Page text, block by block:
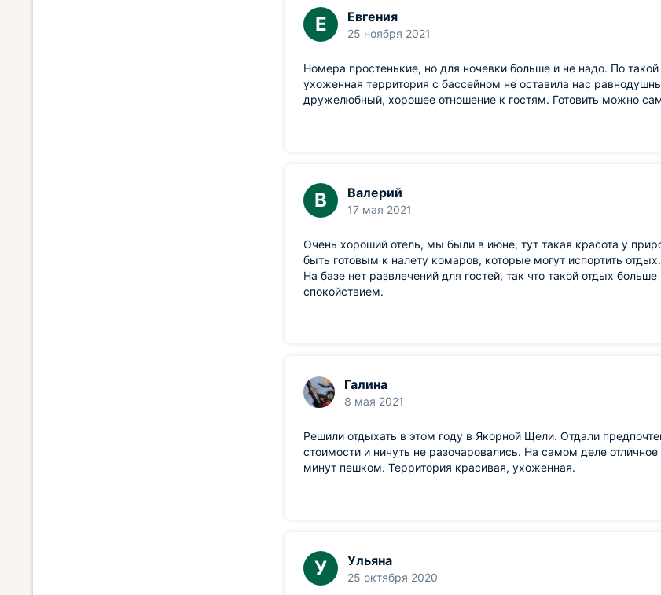
Е Евгения
25 ноября 2021
Номера простенькие, но для ночевки больше и не надо. По
ухоженная территория с бассейном не оставила нас
дружелюбный, хорошее отношение к гостям. Готовить можно
В Валерий
17 мая 2021
Очень хороший отель, мы были в июне, тут такая красота у
быть готовым к налету комаров, которые могут испортить
На базе нет развлечений для гостей, так что такой отдых
спокойствием.
Галина
8 мая 2021
Решили отдыхать в этом году в Якорной Щели. Отдали
стоимости и ничуть не разочаровались. На самом деле
минут пешком. Территория красивая, ухоженная.
У Ульяна
25 октября 2020